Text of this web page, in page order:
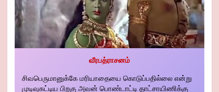
வீரபத்ராசனம்
சிவபெருமானுக்கே மரியாதையை கொடுப்பதில்லை என்று
முடிவுகட்டிய பிறகு அவன் பொண்டாட்டி தாட்சாயிணிக்கு